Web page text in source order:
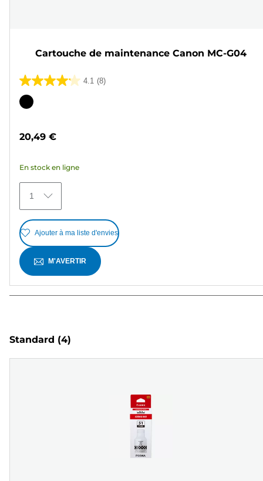
Cartouche de maintenance Canon MC-G04
4.1 (8)
4.1
sur
8
Cartouche
20,49 €
En stock en ligne
1
Ajouter à ma liste d'envies
M'AVERTIR
Standard (4)